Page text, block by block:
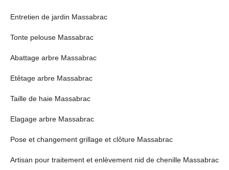
Entretien de jardin Massabrac
Tonte pelouse Massabrac
Abattage arbre Massabrac
Etêtage arbre Massabrac
Taille de haie Massabrac
Elagage arbre Massabrac
Pose et changement grillage et clôture Massabrac
Artisan pour traitement et enlèvement nid de chenille Massabrac